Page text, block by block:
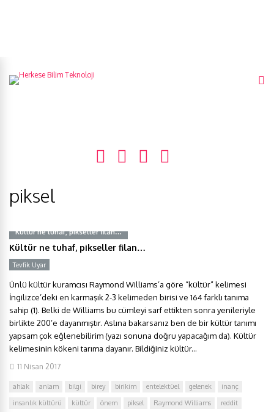
piksel
Kültür ne tuhaf, pikseller filan…
Kültür ne tuhaf, pikseller filan…
Tevfik Uyar
Ünlü kültür kuramcısı Raymond Williams’a göre “kültür” kelimesi
İngilizce’deki en karmaşık 2-3 kelimeden birisi ve 164 farklı tanıma
sahip (1). Belki de Williams bu cümleyi sarf ettikten sonra yenileriyle
birlikte 200’e dayanmıştır. Aslına bakarsanız ben de bir kültür tanımı
yapsam çok eğlenebilirim (yazı sonuna doğru yapacağım da). Kültür
kelimesinin kökeni tarıma dayanır. Bildiğiniz kültür...
11 Nisan 2017
ahlak anlam bilgi birey birikim entelektüel gelenek
inanç
insanlık kültürü
kültür önem piksel Raymond Williams
reddit